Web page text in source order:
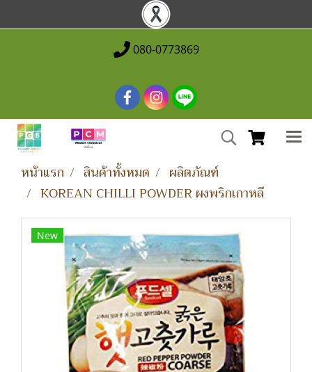
080-0773869
หน้าแรก สินค้าทั้งหมด
ผลิตภัณฑ์
KOREAN CHILLI POWDER ผงพริกเกาหลี
New